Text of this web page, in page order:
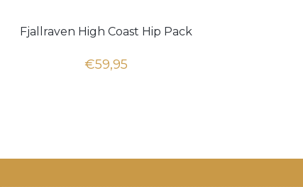
Fjallraven High Coast Hip Pack
€59,95